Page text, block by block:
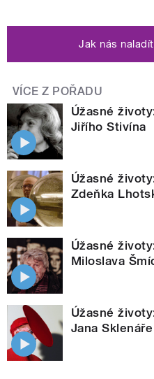
Jak nás
VÍCE Z POŘADU
Úžasné
Jiřího Stivína
Úžasné
Zdeňka
Úžasné
Miloslava
Úžasné
Jana Sklenáře